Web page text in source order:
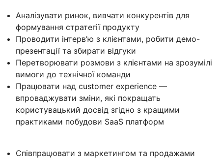
Аналізувати ринок, вивчати конкурентів для
формування стратегії продукту
Проводити інтерв’ю з клієнтами, робити демо-
презентації та збирати відгуки
Перетворювати розмови з клієнтами на зрозумілі
вимоги до технічної команди
Працювати над customer experience —
впроваджувати зміни, які покращать
користувацький досвід згідно з кращими
практиками побудови SaaS платформ
Співпрацювати з маркетингом та продажами